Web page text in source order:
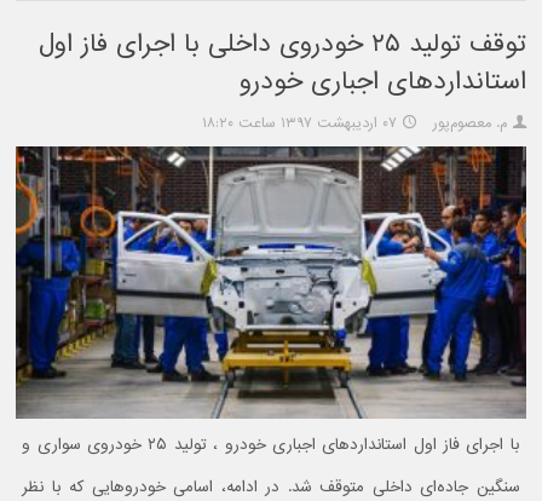
توقف تولید ۲۵ خودروی داخلی با اجرای فاز اول
استانداردهای اجباری خودرو
م. معصوم‌پور ۰۷ اردیبهشت ۱۳۹۷ ساعت ۱۸:۲۰
با اجرای فاز اول استانداردهای اجباری خودرو ، تولید ۲۵ خودروی سواری و
سنگین جاده‌ای داخلی متوقف شد. در ادامه، اسامی خودروهایی که با نظر